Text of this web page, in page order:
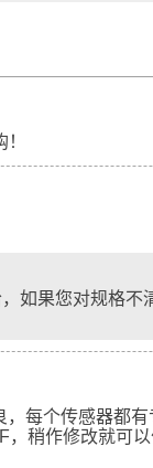
如果您对规格不
每个传感器都
稍作修改就可